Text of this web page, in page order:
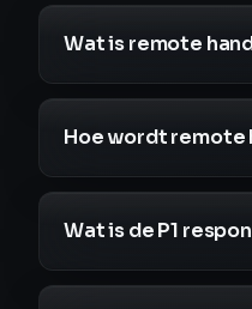
Wat is remote
Hoe wordt remote
Wat is de P1